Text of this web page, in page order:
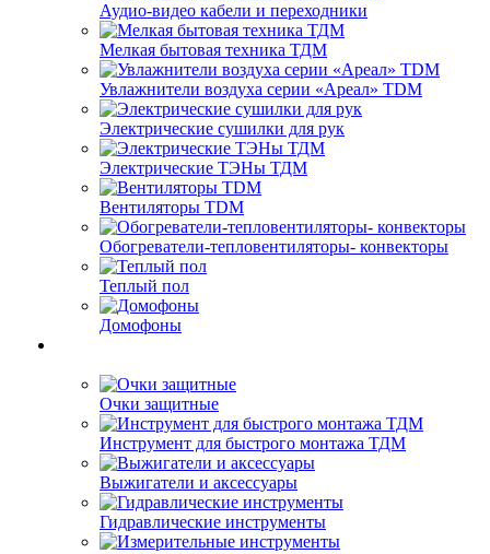
Аудио-видео кабели и переходники
Мелкая бытовая техника ТДМ
Увлажнители воздуха серии «Ареал» TDM
Электрические сушилки для рук
Электрические ТЭНы ТДМ
Вентиляторы TDM
Обогреватели-тепловентиляторы- конвекторы
Теплый пол
Домофоны
Очки защитные
Инструмент для быстрого монтажа ТДМ
Выжигатели и аксессуары
Гидравлические инструменты